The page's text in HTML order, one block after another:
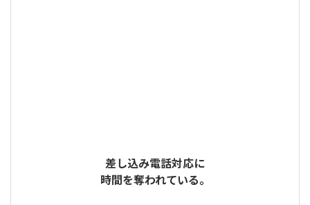
差し込み電話対応に
時間を奪われている。